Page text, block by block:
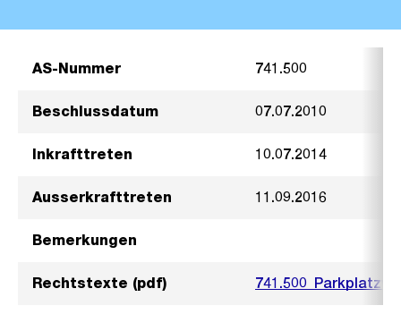
AS-Nummer 741.500
Beschlussdatum 07.07.2010
Inkrafttreten 10.07.2014
Ausserkrafttreten 11.09.2016
Bemerkungen
Rechtstexte (pdf)